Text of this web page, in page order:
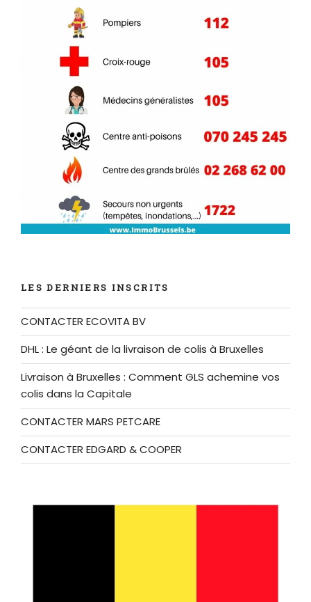
LES DERNIERS INSCRITS
CONTACTER ECOVITA BV
DHL : Le géant de la livraison de colis à Bruxelles
Livraison à Bruxelles : Comment GLS achemine vos
colis dans la Capitale
CONTACTER MARS PETCARE
CONTACTER EDGARD & COOPER